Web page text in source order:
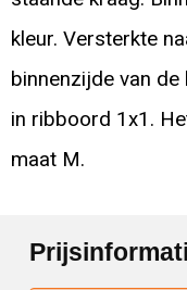
kleur. Versterkte
binnenzijde van
in ribboord 1x1.
maat M.